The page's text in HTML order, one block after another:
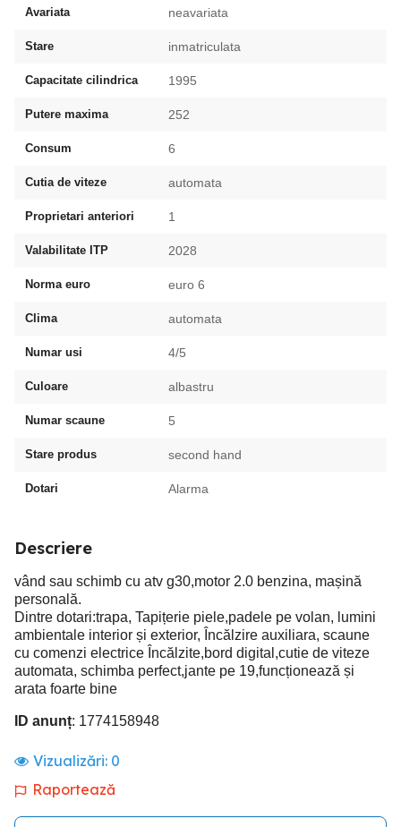
Avariata neavariata
Stare inmatriculata
Capacitate cilindrica 1995
Putere maxima 252
Consum 6
Cutia de viteze automata
Proprietari anteriori 1
Valabilitate ITP 2028
Norma euro euro 6
Clima automata
Numar usi 4/5
Culoare albastru
Numar scaune 5
Stare produs second hand
Dotari Alarma
Descriere
vând sau schimb cu atv g30,motor 2.0 benzina, mașină
personală.
Dintre dotari:trapa, Tapițerie piele,padele pe volan, lumini
ambientale interior și exterior, Încălzire auxiliara, scaune
cu comenzi electrice Încălzite,bord digital,cutie de viteze
automata, schimba perfect,jante pe 19,funcționează și
arata foarte bine
ID anunț: 1774158948
Vizualizări: 0
Raportează